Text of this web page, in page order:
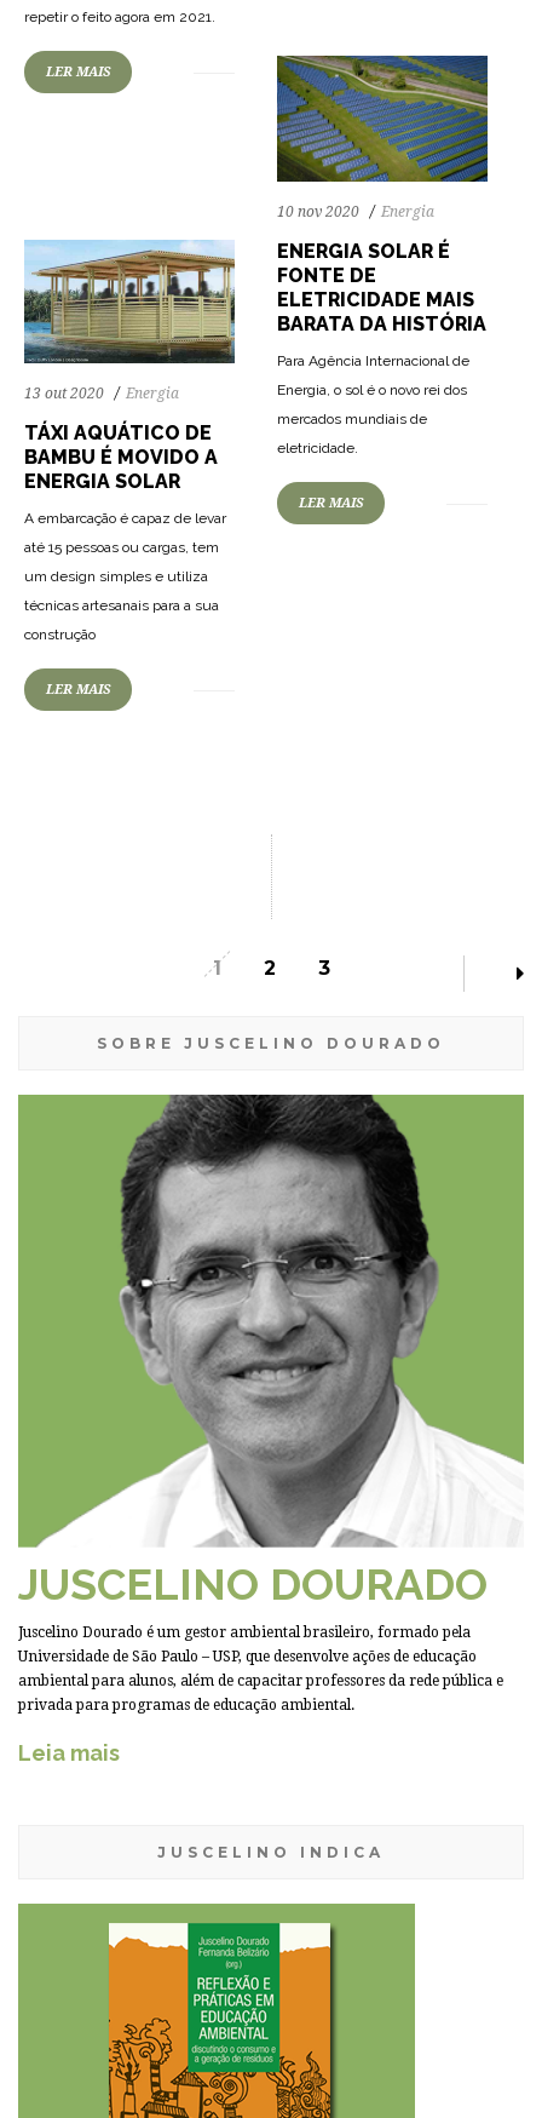
repetir o feito agora em 2021.
LER MAIS
10 nov 2020 Energia
ENERGIA SOLAR É
FONTE DE
ELETRICIDADE MAIS
BARATA DA HISTÓRIA
Para Agência Internacional de
Energia, o sol é o novo rei dos
mercados mundiais de
eletricidade.
LER MAIS
13 out 2020 Energia
TÁXI AQUÁTICO DE
BAMBU É MOVIDO A
ENERGIA SOLAR
A embarcação é capaz de levar
até 15 pessoas ou cargas, tem
um design simples e utiliza
técnicas artesanais para a sua
construção
LER MAIS
77 2379
1 2 3
SOBRE JUSCELINO DOURADO
JUSCELINO DOURADO
Juscelino Dourado é um gestor ambiental brasileiro, formado pela
Universidade de São Paulo – USP, que desenvolve ações de educação
ambiental para alunos, além de capacitar professores da rede pública e
privada para programas de educação ambiental.
Leia mais
JUSCELINO INDICA